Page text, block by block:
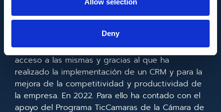
Allow selection
Deny
Metadata SL ha sido beneficiaria del Fondo
mejorar el uso y la calidad de las tecnologías de
la información y de las comunicaciones y el
acceso a las mismas y gracias al que ha
realizado la implementación de un CRM y para la
mejora de la competitividad y productividad de
la empresa. En 2022. Para ello ha contado con el
apoyo del Programa TicCamaras de la Cámara de